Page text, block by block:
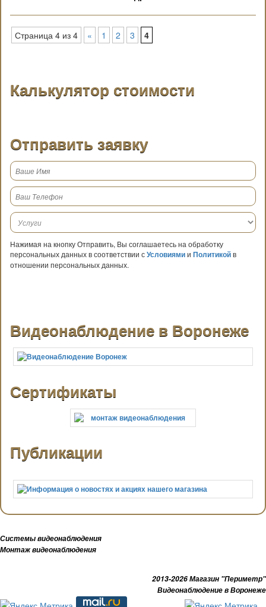
Страница 4 из 4 « 1 2 3 4
Калькулятор стоимости
Отправить заявку
Нажимая на кнопку Отправить, Вы соглашаетесь на обработку
персональных данных в соответствии сУсловиямии Политикойв
отношении персональных данных.
Видеонаблюдение в Воронеже
Сертификаты
Публикации
Системы видеонаблюдения
Монтаж видеонаблюдения
2013-2026 Магазин "Периметр"
Видеонаблюдение в Воронеже